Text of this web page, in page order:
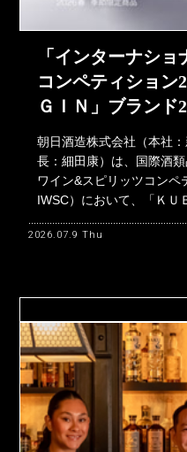
「インターナシ
コンペティション
ＧＩＮ」ブランド
朝日酒造株式会社（本社
長：細田康）は、国際酒
ワイン&スピリッツコン
IWSC）において、「ＫＵ
2026.07.9 Thu